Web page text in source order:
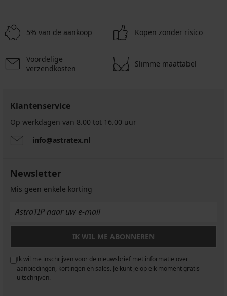
5% van de aankoop Kopen zonder risico
Voordelige
verzendkosten
Slimme maattabel
Klantenservice
Op werkdagen van 8.00 tot 16.00 uur
info@astratex.nl
Newsletter
Mis geen enkele korting
IK WIL ME ABONNEREN
Ik wil me inschrijven voor de nieuwsbrief met informatie over
aanbiedingen, kortingen en sales. Je kunt je op elk moment gratis
uitschrijven.